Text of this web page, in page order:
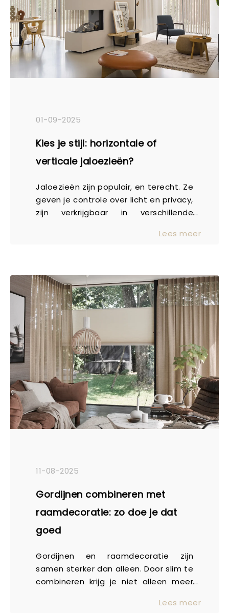
01-09-2025
Kies je stijl: horizontale of
verticale jaloezieën?
Jaloezieën zijn populair, en terecht. Ze
geven je controle over licht en privacy,
zijn verkrijgbaar in verschillende
ruimte. Maar dan komt de vraag: kies
functie, uitstraling én gebruik. In deze
blog leggen we duidelijk de verschillen
voor je uit.
Lees meer
11-08-2025
Gordijnen combineren met
raamdecoratie: zo doe je dat
goed
Gordijnen en raamdecoratie zijn
samen sterker dan alleen. Door slim te
combineren krijg je niet alleen meer
ook extra sfeer, warmte en comfort in
Lees meer